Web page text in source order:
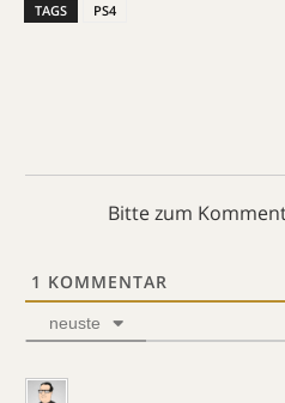
TAGS PS4
Bitte zum
1 KOMMENTAR
neuste